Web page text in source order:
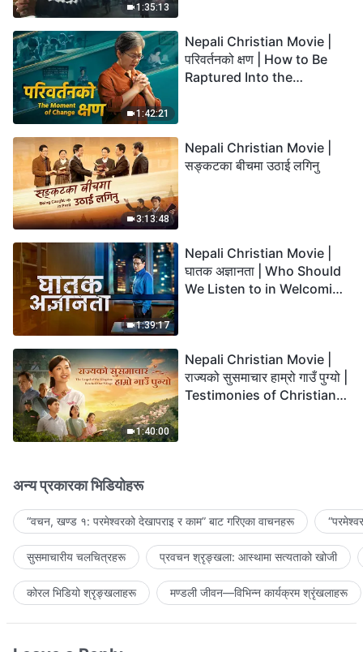
1:35:13
1:42:21
Nepali Christian Movie |
परिवर्तनको क्षण | How to Be
Raptured Into the
3:13:48
Nepali Christian Movie |
सङ्कटका बीचमा उठाई लगिनु
1:39:17
Nepali Christian Movie |
घातक अज्ञानता | Who Should
We Listen to in Welcoming
1:40:00
Nepali Christian Movie |
राज्यको सुसमाचार हाम्रो गाउँ पुग्यो |
Testimonies of Christians
अन्य प्रकारका भिडियोहरू
“वचन, खण्ड १: परमेश्‍वरको देखापराइ र काम” बाट गरिएका वाचनहरू
सुसमाचारीय चलचित्रहरू प्रवचन श्रृङ्खला: आस्थामा सत्यताको खोजी
कोरल भिडियो श्रृङ्खलाहरू मण्डली जीवन—विभिन्‍न कार्यक्रम श्रृंखलाहरू